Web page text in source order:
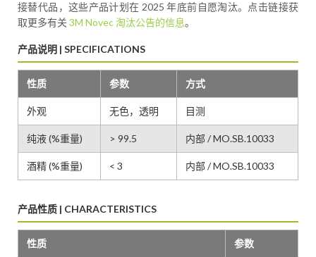
接替代品，这些产品计划在 2025 年底前自愿淘汰。点击链接获
取更多有关 3M Novec 淘汰公告的信息。
产品说明 | SPECIFICATIONS
性质 参数 方式
外观 无色，透明 目测
纯液 (%重量) > 99.5 内部 / MO.SB.10033
酒精 (%重量) < 3 内部 / MO.SB.10033
产品性质 | CHARACTERISTICS
性质 参数